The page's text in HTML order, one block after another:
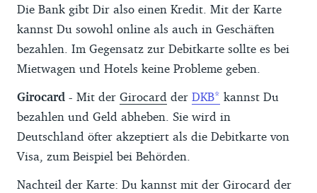
Die Bank gibt Dir also einen Kredit. Mit der Karte
kannst Du sowohl online als auch in Geschäften
bezahlen. Im Gegensatz zur Debitkarte sollte es bei
Mietwagen und Hotels keine Probleme geben.
Girocard - Mit der Girocard der DKB
kannst Du
bezahlen und Geld abheben. Sie wird in
Deutschland öfter akzeptiert als die Debitkarte von
Visa, zum Beispiel bei Behörden.
Nachteil der Karte: Du kannst mit der Girocard der